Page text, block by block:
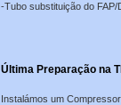
-Tubo substituição do
Última Preparação na
Instalámos um